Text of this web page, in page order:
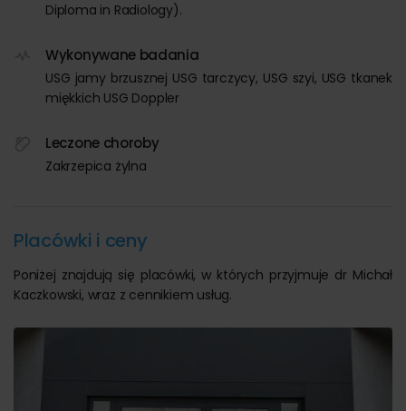
Diploma in Radiology).
Wykonywane badania
USG jamy brzusznej USG tarczycy, USG szyi, USG tkanek
miękkich USG Doppler
Leczone choroby
Zakrzepica żylna
Placówki i ceny
Poniżej znajdują się placówki, w których przyjmuje dr Michał
Kaczkowski, wraz z cennikiem usług.